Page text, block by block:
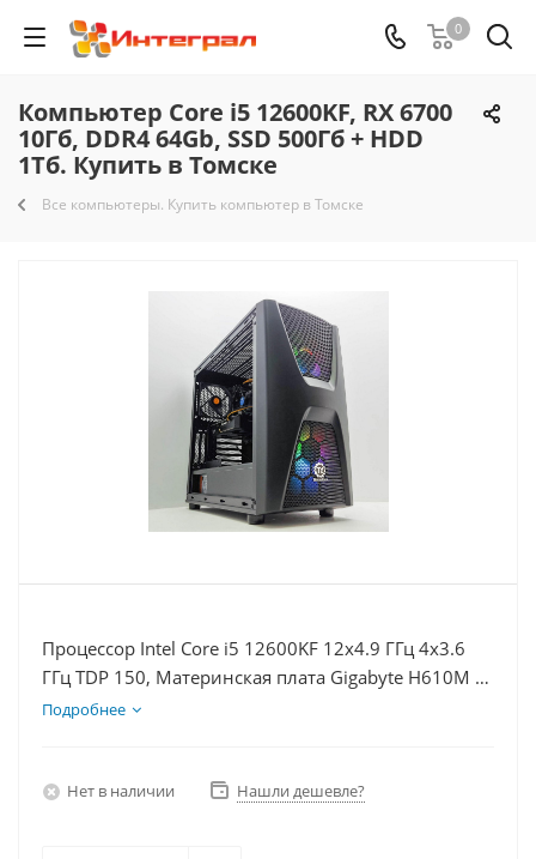
0
Компьютер Core i5 12600KF, RX 6700
10Гб, DDR4 64Gb, SSD 500Гб + HDD
1Тб. Купить в Томске
Все компьютеры. Купить компьютер в Томске
Процессор Intel Core i5 12600KF 12x4.9 ГГц 4x3.6
ГГц TDP 150, Материнская плата Gigabyte H610M K,
Видеокарта RX 6700 10Гб, Память DDR4 64Gb,
Подробнее
Нет в наличии Нашли дешевле?